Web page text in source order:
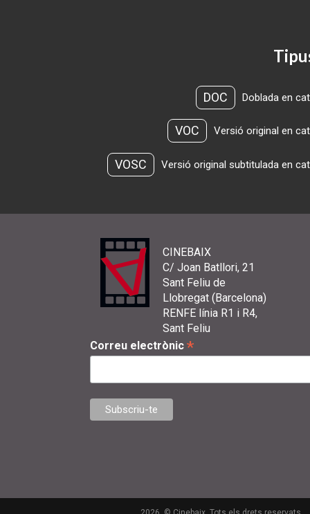
DOC Doblada en
VOC Versió original en
VOSC Versió original subtitulada en
CINEBAIX
C/ Joan Batllori, 21
Sant Feliu de
Llobregat (Barcelona)
RENFE línia R1 i R4,
Sant Feliu
Correu electrònic *